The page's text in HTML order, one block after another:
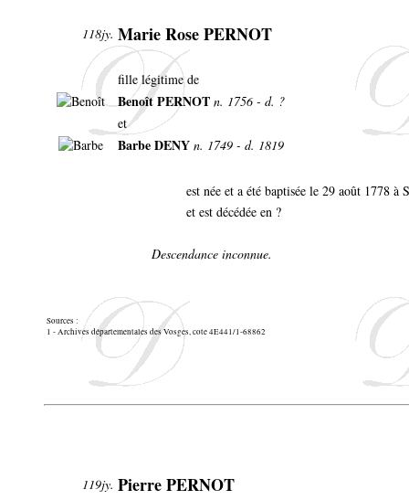
118jy. Marie Rose PERNOT
fille légitime de
Benoît PERNOT n. 1756 - d. ?
et
Barbe DENY n. 1749 - d. 1819
est née et a été baptisée le 29 août 1778
et est décédée en ?
Descendance inconnue.
Sources :
1 - Archives départementales des Vosges, cote 4E441/1-68862
119jy. Pierre PERNOT